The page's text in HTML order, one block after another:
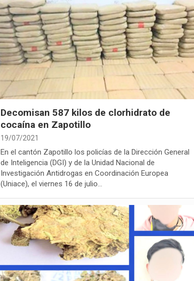
Decomisan 587 kilos de clorhidrato de
cocaína en Zapotillo
19/07/2021
En el cantón Zapotillo los policías de la Dirección General
de Inteligencia (DGI) y de la Unidad Nacional de
Investigación Antidrogas en Coordinación Europea
(Uniace), el viernes 16 de julio…